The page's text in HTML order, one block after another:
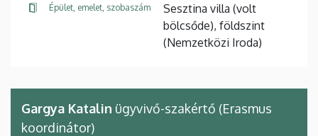
Épület, emelet, szobaszám
Sesztina villa (volt
bölcsőde), földszint
(Nemzetközi Iroda)
Gargya Katalin ügyvivő-szakértő (Erasmus
koordinátor)